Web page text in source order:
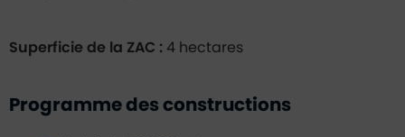
Superficie de la ZAC : 4 hectares
Programme des constructions